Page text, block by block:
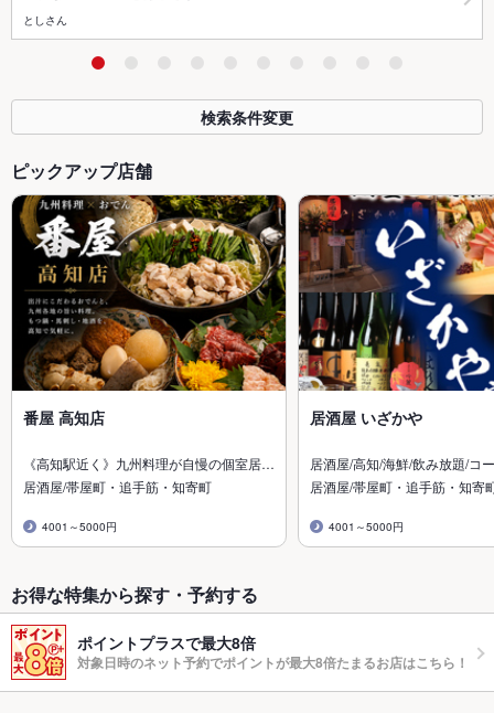
としさん
検索条件変更
ピックアップ店舗
番屋 高知店
《高知駅近く》九州料理が自慢の個室居…
居酒屋/帯屋町・追手筋・知寄町
4001～5000円
居酒屋 いざかや
居酒屋/高知/海鮮/飲み放題/コ
居酒屋/帯屋町・追手筋・知寄
4001～5000円
お得な特集から探す・予約する
ポイントプラスで最大8倍
対象日時のネット予約でポイントが最大8倍たまるお店はこちら！